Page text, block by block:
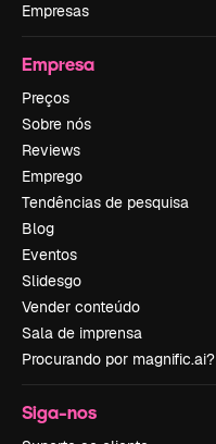
Empresas
Empresa
Preços
Sobre nós
Reviews
Emprego
Tendências de pesquisa
Blog
Eventos
Slidesgo
Vender conteúdo
Sala de imprensa
Procurando por magnific.ai?
Siga-nos